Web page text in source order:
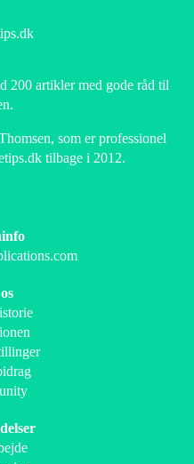
200 artikler med gode råd til
som er professionel
tilbage i 2012.